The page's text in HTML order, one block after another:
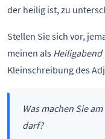
der heilig ist, zu
Stellen Sie sich vor,
meinen als Heiligabend
Kleinschreibung des
Was machen Sie am
darf?